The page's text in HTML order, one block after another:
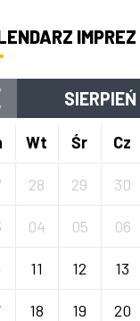
IMPREZ
SIERPIEŃ
Wt Śr Cz
28 29 30
04 05 06
11 12 13
18 19 20